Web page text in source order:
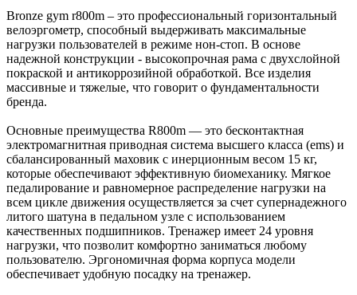
Bronze gym r800m – это профессиональный горизонтальный
велоэргометр, способный выдерживать максимальные
нагрузки пользователей в режиме нон-стоп. В основе
надежной конструкции - высокопрочная рама с двухслойной
покраской и антикоррозийной обработкой. Все изделия
массивные и тяжелые, что говорит о фундаментальности
бренда.
Основные преимущества R800m — это бесконтактная
электромагнитная приводная система высшего класса (ems) и
сбалансированный маховик с инерционным весом 15 кг,
которые обеспечивают эффективную биомеханику. Мягкое
педалирование и равномерное распределение нагрузки на
всем цикле движения осуществляется за счет супернадежного
литого шатуна в педальном узле с использованием
качественных подшипников. Тренажер имеет 24 уровня
нагрузки, что позволит комфортно заниматься любому
пользователю. Эргономичная форма корпуса модели
обеспечивает удобную посадку на тренажер.